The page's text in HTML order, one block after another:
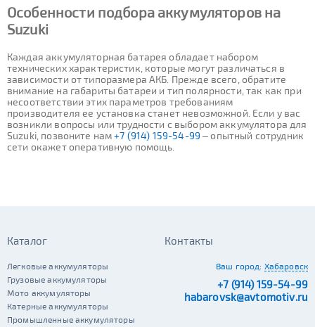
Особенности подбора аккумуляторов на
Suzuki
Каждая аккумуляторная батарея обладает набором
технических характеристик, которые могут различаться в
зависимости от типоразмера АКБ. Прежде всего, обратите
внимание на габариты батареи и тип полярности, так как при
несоответствии этих параметров требованиям
производителя ее установка станет невозможной. Если у вас
возникли вопросы или трудности с выбором аккумулятора для
Suzuki, позвоните нам+7 (914) 159-54-99 – опытный сотрудник
сети окажет оперативную помощь.
Каталог
Легковые аккумуляторы
Грузовые аккумуляторы
Мото аккумуляторы
Катерные аккумуляторы
Промышленные аккумуляторы
Контакты
Ваш город: Хабаровск
+7 (914) 159-54-99
habarovsk@avtomotiv.ru